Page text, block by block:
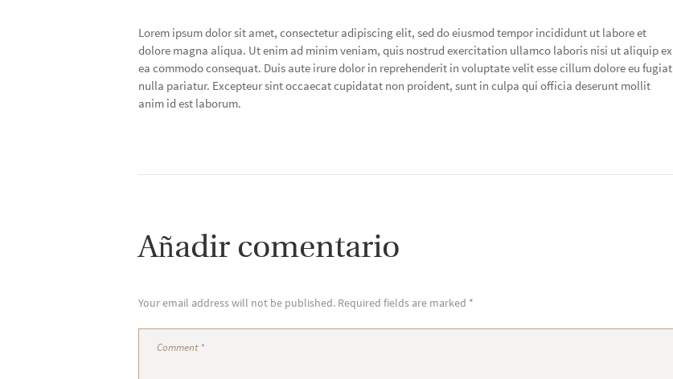
Lorem ipsum dolor sit amet, consectetur adipiscing elit, sed do eiusmod tempor incididunt ut labore et
dolore magna aliqua. Ut enim ad minim veniam, quis nostrud exercitation ullamco laboris nisi ut aliquip ex
ea commodo consequat. Duis aute irure dolor in reprehenderit in voluptate velit esse cillum dolore eu fugiat
nulla pariatur. Excepteur sint occaecat cupidatat non proident, sunt in culpa qui officia deserunt mollit
anim id est laborum.
Añadir comentario
Your email address will not be published. Required fields are marked *